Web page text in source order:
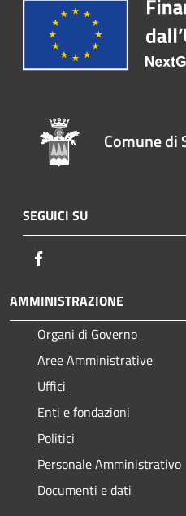
Comune di
SEGUICI SU
AMMINISTRAZIONE
Organi di Governo
Aree Amministrative
Uffici
Enti e fondazioni
Politici
Personale Amministrativo
Documenti e dati